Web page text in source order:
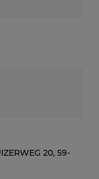
20, 59-